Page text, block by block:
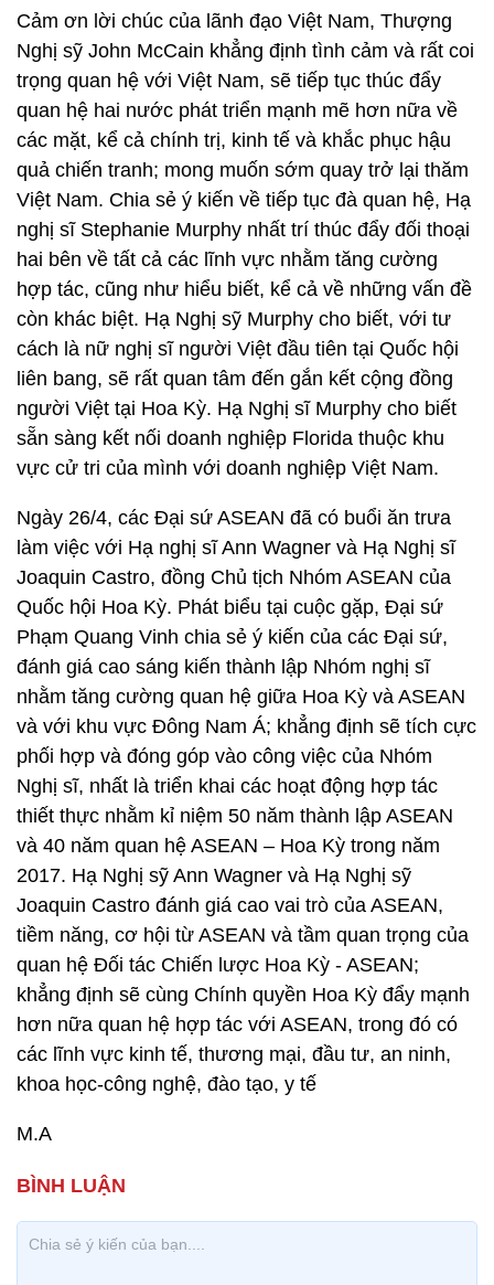
Cảm ơn lời chúc của lãnh đạo Việt Nam, Thượng
Nghị sỹ John McCain khẳng định tình cảm và rất coi
trọng quan hệ với Việt Nam, sẽ tiếp tục thúc đẩy
quan hệ hai nước phát triển mạnh mẽ hơn nữa về
các mặt, kể cả chính trị, kinh tế và khắc phục hậu
quả chiến tranh; mong muốn sớm quay trở lại thăm
Việt Nam. Chia sẻ ý kiến về tiếp tục đà quan hệ, Hạ
nghị sĩ Stephanie Murphy nhất trí thúc đẩy đối thoại
hai bên về tất cả các lĩnh vực nhằm tăng cường
hợp tác, cũng như hiểu biết, kể cả về những vấn đề
còn khác biệt. Hạ Nghị sỹ Murphy cho biết, với tư
cách là nữ nghị sĩ người Việt đầu tiên tại Quốc hội
liên bang, sẽ rất quan tâm đến gắn kết cộng đồng
người Việt tại Hoa Kỳ. Hạ Nghị sĩ Murphy cho biết
sẵn sàng kết nối doanh nghiệp Florida thuộc khu
vực cử tri của mình với doanh nghiệp Việt Nam.
Ngày 26/4, các Đại sứ ASEAN đã có buổi ăn trưa
làm việc với Hạ nghị sĩ Ann Wagner và Hạ Nghị sĩ
Joaquin Castro, đồng Chủ tịch Nhóm ASEAN của
Quốc hội Hoa Kỳ. Phát biểu tại cuộc gặp, Đại sứ
Phạm Quang Vinh chia sẻ ý kiến của các Đại sứ,
đánh giá cao sáng kiến thành lập Nhóm nghị sĩ
nhằm tăng cường quan hệ giữa Hoa Kỳ và ASEAN
và với khu vực Đông Nam Á; khẳng định sẽ tích cực
phối hợp và đóng góp vào công việc của Nhóm
Nghị sĩ, nhất là triển khai các hoạt động hợp tác
thiết thực nhằm kỉ niệm 50 năm thành lập ASEAN
và 40 năm quan hệ ASEAN – Hoa Kỳ trong năm
2017. Hạ Nghị sỹ Ann Wagner và Hạ Nghị sỹ
Joaquin Castro đánh giá cao vai trò của ASEAN,
tiềm năng, cơ hội từ ASEAN và tầm quan trọng của
quan hệ Đối tác Chiến lược Hoa Kỳ - ASEAN;
khẳng định sẽ cùng Chính quyền Hoa Kỳ đẩy mạnh
hơn nữa quan hệ hợp tác với ASEAN, trong đó có
các lĩnh vực kinh tế, thương mại, đầu tư, an ninh,
khoa học-công nghệ, đào tạo, y tế
M.A